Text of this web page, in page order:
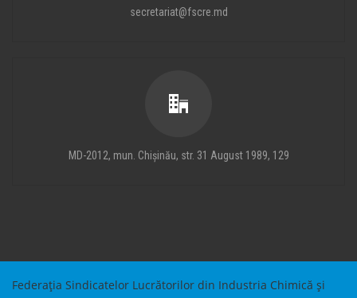
secretariat@fscre.md
MD-2012, mun. Chișinău, str. 31 August 1989, 129
Federația Sindicatelor Lucrătorilor din Industria Chimică și